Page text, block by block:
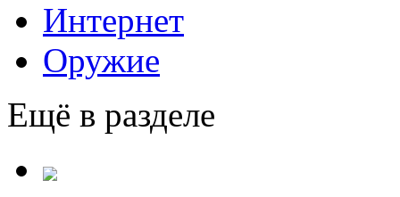
Интернет
Оружие
Ещё в разделе